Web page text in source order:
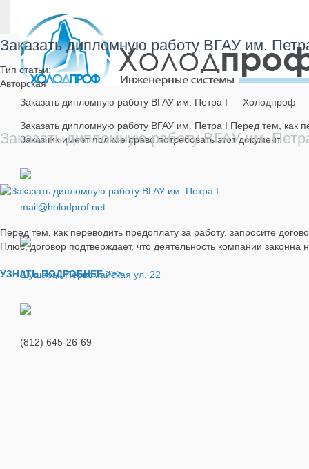
Заказать дипломную работу ВГАУ им. Петра I — Холодпроф
Заказать дипломную работу ВГАУ им. Петра I Перед тем, как
Заказчик имеет полное право потребовать этот документ.
mail@holodprof.net
Шушары, Первомайская ул. 22
(812) 645-26-69
Заказать дипломную работу ВГАУ им.
Тип статьи:
Авторская
Заказать дипломную работу ВГАУ им.
Перед тем, как переводить предоплату за работу, запросите
Плюс, договор подтверждает, что деятельность компании законна
УЗНАТЬ ПОДРОБНЕЕ >>>